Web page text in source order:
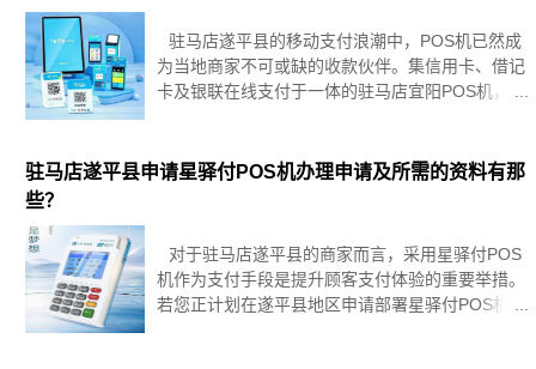
驻马店遂平县的移动支付浪潮中，POS机已然成
为当地商家不可或缺的收款伙伴。集信用卡、借记
卡及银联在线支付于一体的驻马店宜阳POS机，凭
场景、可享优惠及技术援助至关
驻马店遂平县申请星驿付POS机办理申请及所需的资料有那
些？
对于驻马店遂平县的商家而言，采用星驿付POS
机作为支付手段是提升顾客支付体验的重要举措。
若您正计划在遂平县地区申请部署星驿付POS机，